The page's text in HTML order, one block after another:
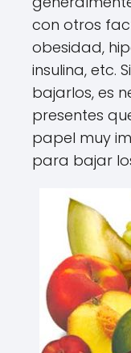
con otros
obesidad,
insulina, etc.
bajarlos, es
presentes
papel muy
para bajar